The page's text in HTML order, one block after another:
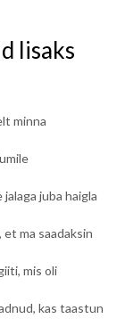
lisaks
minna
juba haigla
ma saadaksin
mis oli
kas taastun